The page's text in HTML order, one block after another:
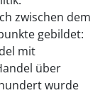
zwischen dem
gebildet:
mit
über
wurde